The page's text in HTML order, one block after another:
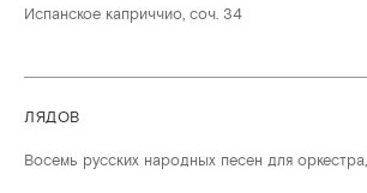
Испанское каприччио, соч. 34
ЛЯДОВ
Восемь русских народных песен для